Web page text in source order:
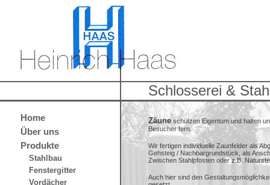
Schlosserei &
Home
Über uns
Produkte
Stahlbau
Fenstergitter
Vordächer
Zäune schützen Eigentum und halten
Besucher fern.
Wir fertigen individuelle Zaunfelder als
Gehsteig / Nachbargrundstück, als
Zwischen Stahlpfosten oder z.B.
Auch hier sind den